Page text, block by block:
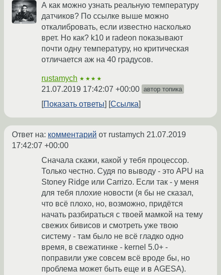
А как можно узнать реальную температуру
датчиков? По ссылке выше можно
откалибровать, если известно насколько
врет. Но как? k10 и radeon показывают
почти одну температуру, но критическая
отличается аж на 40 градусов.
rustamych ★★★★
21.07.2019 17:42:07 +00:00 автор топика
Показать ответы Ссылка
Ответ на: комментарий от rustamych 21.07.2019
17:42:07 +00:00
Сначала скажи, какой у тебя процессор.
Только честно. Судя по выводу - это APU на
Stoney Ridge или Carrizo. Если так - у меня
для тебя плохие новости (я бы не сказал,
что всё плохо, но, возможно, придётся
начать разбираться с твоей мамкой на тему
свежих бивисов и смотреть уже твою
систему - там было не всё гладко одно
время, в свежатинке - kernel 5.0+ -
поправили уже совсем всё вроде бы, но
проблема может быть еще и в AGESA).